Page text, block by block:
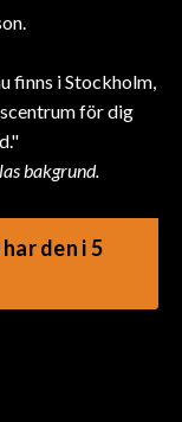
finns i Stockholm,
för dig
bakgrund.
den i 5